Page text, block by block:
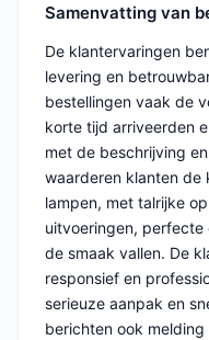
Samenvatting van
De klantervaringen
levering en
bestellingen vaak de
korte tijd arriveerden
met de beschrijving
waarderen klanten de
lampen, met talrijke
uitvoeringen,
de smaak vallen. De
responsief en
serieuze aanpak en
berichten ook